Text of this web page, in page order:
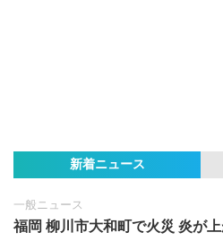
新着ニュース
一般ニュース
福岡 柳川市大和町で火災 炎が